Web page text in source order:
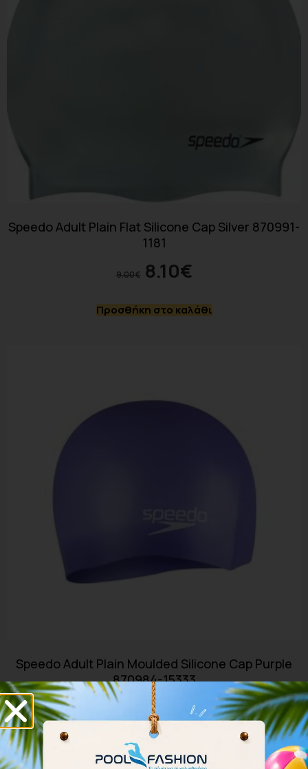
Speedo Adult Plain Flat Silicone Cap Silver 870991-
1181
9.00€ 8.10€
Προσθήκη στο καλάθι
Speedo Adult Plain Moulded Silicone Cap Purple
870984-15333
9.00 €
Διαβάστε περισσότερα